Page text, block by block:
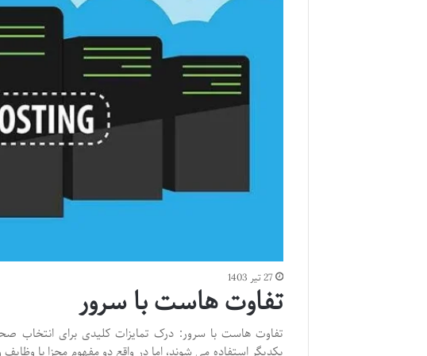
27 تیر 1403
تفاوت هاست با سرور
تفاوت هاست با سرور: درک تمایزات کلیدی برای انتخاب
یکدیگر استفاده می شوند، اما در واقع دو مفهوم مجزا با